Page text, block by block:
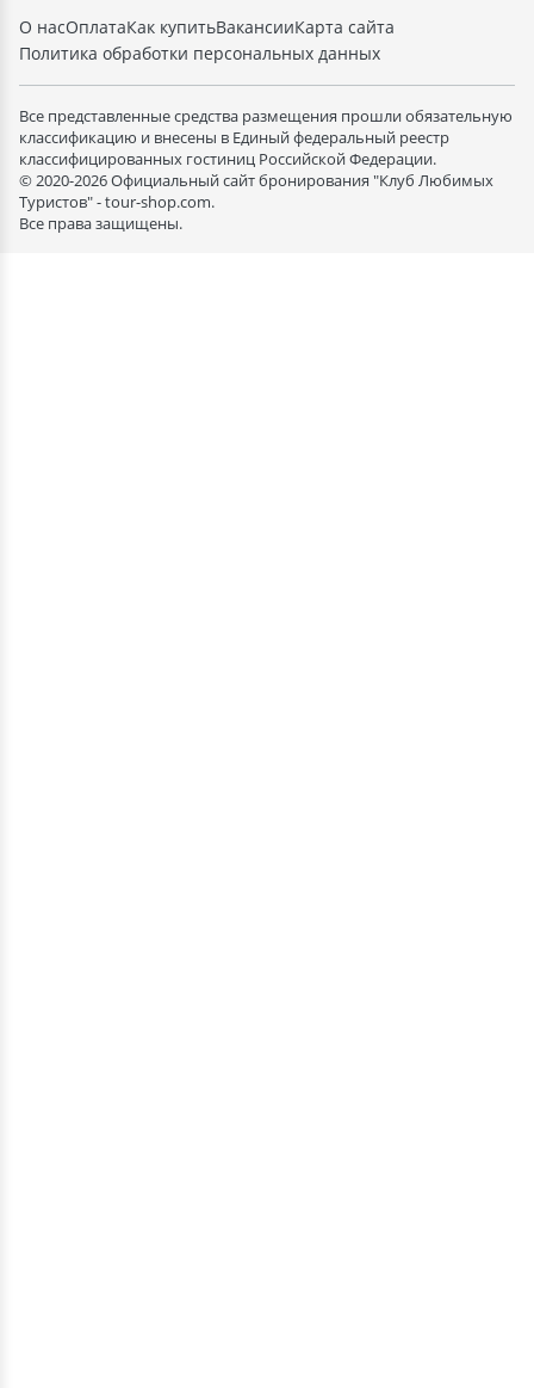
О насОплатаКак купитьВакансииКарта сайта
Политика обработки персональных данных
Все представленные средства размещения прошли обязательную
классификацию и внесены в Единый федеральный реестр
классифицированных гостиниц Российской Федерации.
© 2020-2026 Официальный сайт бронирования "Клуб Любимых
Туристов" - tour-shop.com.
Все права защищены.